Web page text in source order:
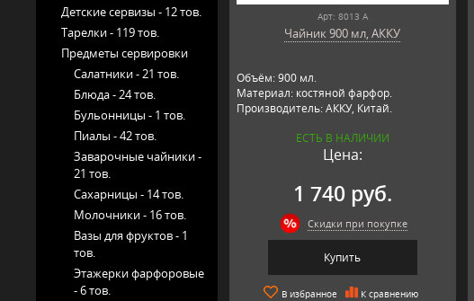
Детские сервизы - 12 тов.
Тарелки - 119 тов.
Предметы сервировки
Салатники -21 тов.
Блюда -24 тов.
Бульонницы - 1 тов.
Пиалы -42 тов.
Заварочные чайники -
21 тов.
Сахарницы - 14 тов.
Молочники - 16 тов.
Вазы для фруктов - 1
тов.
Этажерки фарфоровые
-6 тов.
Арт: 8013 А
Чайник 900 мл, АККУ
Объём: 900 мл.
Материал: костяной фарфор.
Производитель: АККУ, Китай.
ЕСТЬ В НАЛИЧИИ
Цена:
1 740 руб.
Скидки при покупке
Купить
В избранное К сравнению